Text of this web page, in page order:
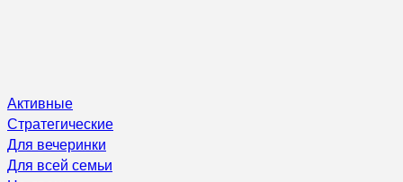
Активные
Стратегические
Для вечеринки
Для всей семьи